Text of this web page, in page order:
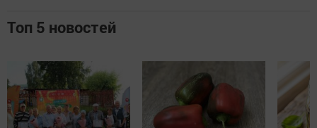
Топ 5 новостей